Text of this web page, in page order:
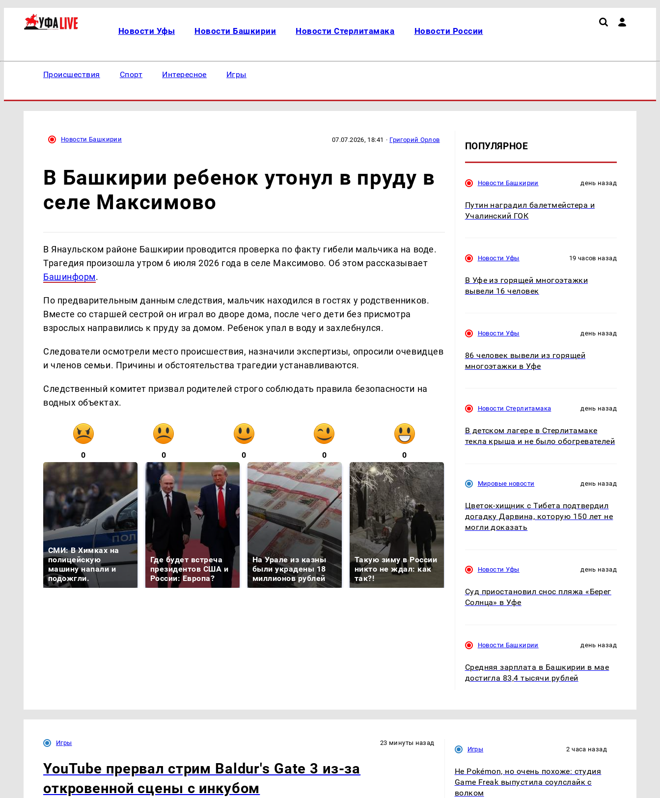
Новости Уфы Новости Башкирии Новости Стерлитамака Новости России
Происшествия Спорт Интересное Игры
Новости Башкирии 07.07.2026, 18:41 · Григорий Орлов
В Башкирии ребенок утонул в пруду в
селе Максимово
В Янаульском районе Башкирии проводится проверка по факту гибели мальчика на воде.
Трагедия произошла утром 6 июля 2026 года в селе Максимово. Об этом рассказывает
Башинформ.
По предварительным данным следствия, мальчик находился в гостях у родственников.
Вместе со старшей сестрой он играл во дворе дома, после чего дети без присмотра
взрослых направились к пруду за домом. Ребенок упал в воду и захлебнулся.
Следователи осмотрели место происшествия, назначили экспертизы, опросили очевидцев
и членов семьи. Причины и обстоятельства трагедии устанавливаются.
Следственный комитет призвал родителей строго соблюдать правила безопасности на
водных объектах.
0 0 0 0 0
СМИ: В Химках на
полицейскую
машину напали и
подожгли.
Где будет встреча
президентов США и
России: Европа?
На Урале из казны
были украдены 18
миллионов рублей
Такую зиму в России
никто не ждал: как
так?!
крушение вертолета на
готовую еду из
ПОПУЛЯРНОЕ
Новости Башкирии день назад
Путин наградил балетмейстера и
Учалинский ГОК
Новости Уфы 19 часов назад
В Уфе из горящей многоэтажки
вывели 16 человек
Новости Уфы день назад
86 человек вывели из горящей
многоэтажки в Уфе
Новости Стерлитамака день назад
В детском лагере в Стерлитамаке
текла крыша и не было обогревателей
Мировые новости день назад
Цветок-хищник с Тибета подтвердил
догадку Дарвина, которую 150 лет не
могли доказать
Новости Уфы день назад
Суд приостановил снос пляжа «Берег
Солнца» в Уфе
Новости Башкирии день назад
Средняя зарплата в Башкирии в мае
достигла 83,4 тысячи рублей
Игры 23 минуты назад
YouTube прервал стрим Baldur's Gate 3 из-за
откровенной сцены с инкубом
Игры 2 часа назад
Не Pokémon, но очень похоже: студия
Game Freak выпустила соулслайк с
волком